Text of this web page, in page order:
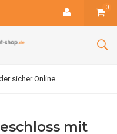
0
sicher Online
mit